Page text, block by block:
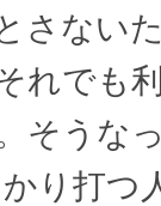
さない
れでも
そうな
り打つ